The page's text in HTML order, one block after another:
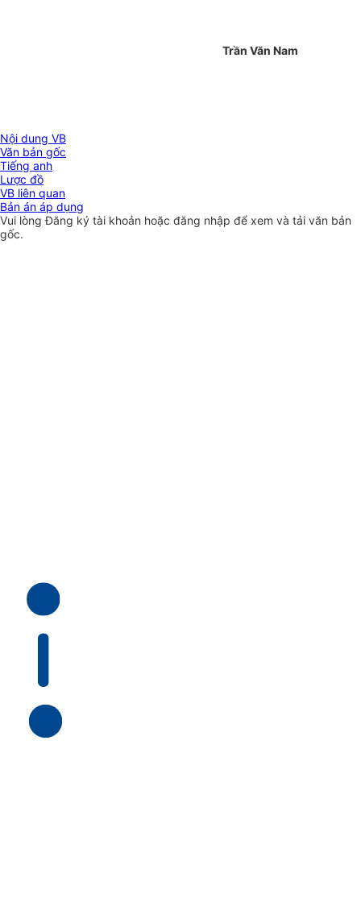
Trần Văn Nam
Nội dung VB
Văn bản gốc
Tiếng anh
Lược đồ
VB liên quan
Bản án áp dụng
Vui lòngĐăng ký tài khoản hoặc đăng nhập để xem và tải văn bản
gốc.